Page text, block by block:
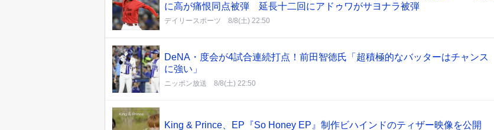
に高が痛恨同点被弾 延長十二回にアドゥワがサヨナラ被弾
デイリースポーツ 8/8(土) 22:50
DeNA・度会が4試合連続打点！前田智徳氏「超積極的なバッターはチャンス
に強い」
ニッポン放送 8/8(土) 22:50
King & Prince、EP『So Honey EP』制作ビハインドのティザー映像を公開